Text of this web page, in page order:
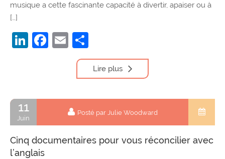
musique a cette fascinante capacité à divertir, apaiser ou à
[…]
LinkedIn
Facebook
Email
Lire plus
11
Juin
Posté par Julie Woodward
Cinq documentaires pour vous réconcilier avec
l’anglais